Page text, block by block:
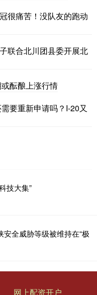
很痛苦！没队友的跑动
联合北川团县委开展北
酝酿上涨行情
要重新申请吗？I-20又
技大集”
全威胁等级被维持在“极
网上配资开户